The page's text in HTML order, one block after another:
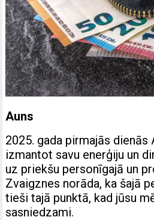
Auns
2025. gada pirmajās dienās
izmantot savu enerģiju un
uz priekšu personīgajā un
Zvaigznes norāda, ka šajā
tieši tajā punktā, kad jūsu
sasniedzami.